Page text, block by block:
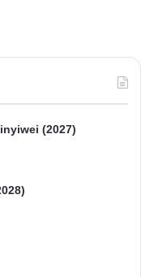
(2027)